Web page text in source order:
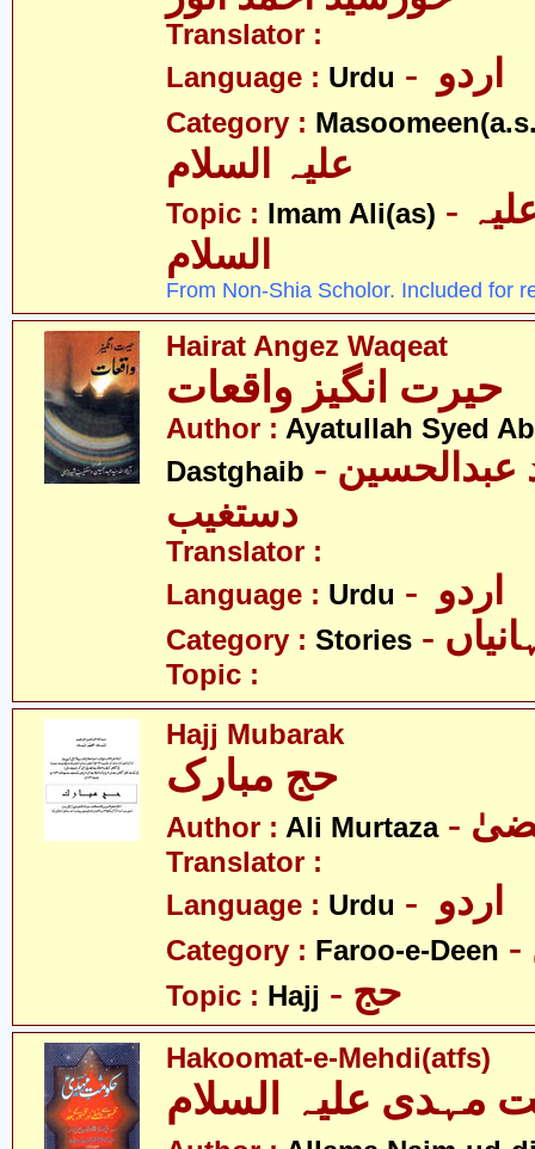
Translator :
Language : Urdu
Category :
Topic : Imam Ali(as) - امام علی علیہ
السلام
From Non-Shia Scholor. Included for
Hairat Angez Waqeat
Author : Ayatullah Syed
Dastghaib - آیت اللہ سیّد عبدالحسین
دستغیب
Translator :
Language : Urdu
Category : Stories
Topic :
Hajj Mubarak
Author : Ali Murtaza
Translator :
Language : Urdu
Category : Faroo-e-Deen
Topic : Hajj - حج
Hakoomat-e-Mehdi(atfs)
مہدی علیہ السلام